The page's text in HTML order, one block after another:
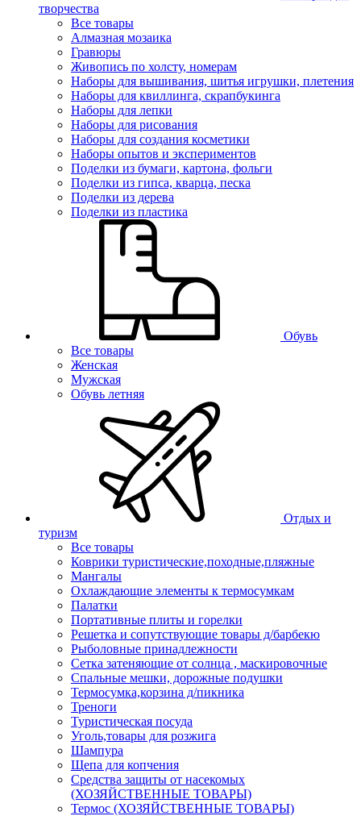
творчества
Все товары
Алмазная мозаика
Гравюры
Живопись по холсту, номерам
Наборы для вышивания, шитья игрушки, плетения
Наборы для квиллинга, скрапбукинга
Наборы для лепки
Наборы для рисования
Наборы для создания косметики
Наборы опытов и экспериментов
Поделки из бумаги, картона, фольги
Поделки из гипса, кварца, песка
Поделки из дерева
Поделки из пластика
Обувь
Все товары
Женская
Мужская
Обувь летняя
Отдых и
туризм
Все товары
Коврики туристические,походные,пляжные
Мангалы
Охлаждающие элементы к термосумкам
Палатки
Портативные плиты и горелки
Решетка и сопутствующие товары д/барбекю
Рыболовные принадлежности
Сетка затеняющие от солнца , маскировочные
Спальные мешки, дорожные подушки
Термосумка,корзина д/пикника
Треноги
Туристическая посуда
Уголь,товары для розжига
Шампура
Щепа для копчения
Средства защиты от насекомых
(ХОЗЯЙСТВЕННЫЕ ТОВАРЫ)
Термос (ХОЗЯЙСТВЕННЫЕ ТОВАРЫ)